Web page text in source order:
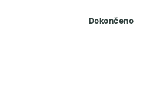
Dokončeno